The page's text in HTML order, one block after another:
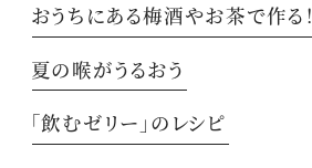
おうちにある梅酒やお茶で作る！
夏の喉がうるおう
「飲むゼリー」のレシピ